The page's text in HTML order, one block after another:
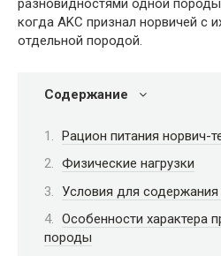
разновидностями одной
когда AKC признал норвичей с
отдельной породой.
Содержание
Рацион питания норвич-
Физические нагрузки
Условия для содержания
Особенности характера
породы